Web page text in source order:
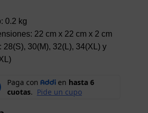
0.2 kg
22 cm x 22 cm x 2 cm
28(S), 30(M), 32(L), 34(XL) y